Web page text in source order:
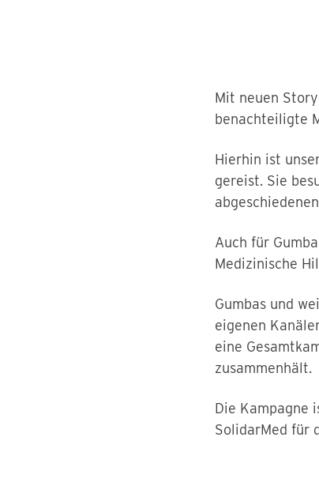
Mit neuen
benachteiligte
Hierhin ist
gereist. Sie
Auch für
Medizinische
Gumbas und
eigenen
eine
zusammenhält.
Die Kampagne
SolidarMed für